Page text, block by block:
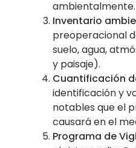
ambientalmente.
Inventario
preoperacional
suelo, agua,
y paisaje).
Cuantificación
identificación y
notables que el
causará en el
Programa de